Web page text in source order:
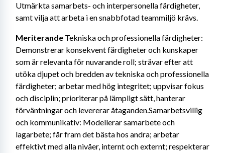
Utmärkta samarbets- och interpersonella färdigheter,
samt vilja att arbeta i en snabbfotad teammiljö krävs.
Meriterande Tekniska och professionella färdigheter:
Demonstrerar konsekvent färdigheter och kunskaper
som är relevanta för nuvarande roll; strävar efter att
utöka djupet och bredden av tekniska och professionella
färdigheter; arbetar med hög integritet; uppvisar fokus
och disciplin; prioriterar på lämpligt sätt, hanterar
förväntningar och levererar åtaganden.Samarbetsvillig
och kommunikativ: Modellerar samarbete och
lagarbete; får fram det bästa hos andra; arbetar
effektivt med alla nivåer, internt och externt; respekterar